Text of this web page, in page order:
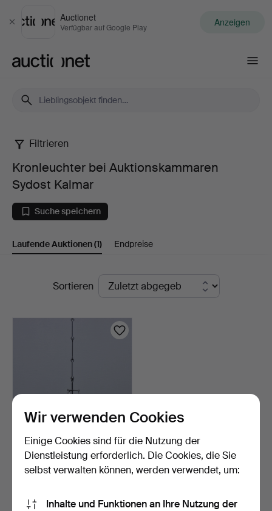
Schließen
Auctionet
Verfügbar auf Google Play Anzeigen
Kronleuchter
bei
Auktionskammaren
Sydost
Filtrieren
Kronleuchter bei Auktionskammaren
Sydost Kalmar
Suche speichern
Laufende Auktionen(1) Endpreise
LaufendeSortieren
ERIK HÖGLUND.
KRONLEUCHTER,
GESCHMIEDET, G…
2 Tage
127 USD
Wir verwenden Cookies
Einige Cookies sind für die Nutzung der
Dienstleistung erforderlich. Die Cookies, die Sie
selbst verwalten können, werden verwendet, um:
Inhalte und Funktionen an Ihre Nutzung der